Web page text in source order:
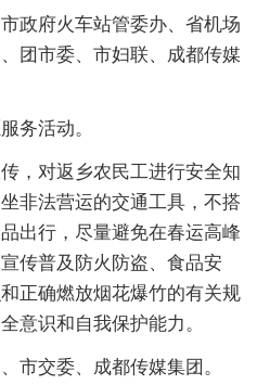
政府火车站管委办、省机场
团市委、市妇联、成都传媒
务活动。
，对返乡农民工进行安全知
非法营运的交通工具，不搭
出行，尽量避免在春运高峰
传普及防火防盗、食品安
正确燃放烟花爆竹的有关规
意识和自我保护能力。
市交委、成都传媒集团。